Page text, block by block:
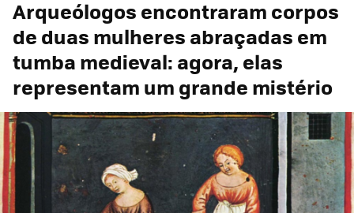
Arqueólogos encontraram corpos
de duas mulheres abraçadas em
tumba medieval: agora, elas
representam um grande mistério